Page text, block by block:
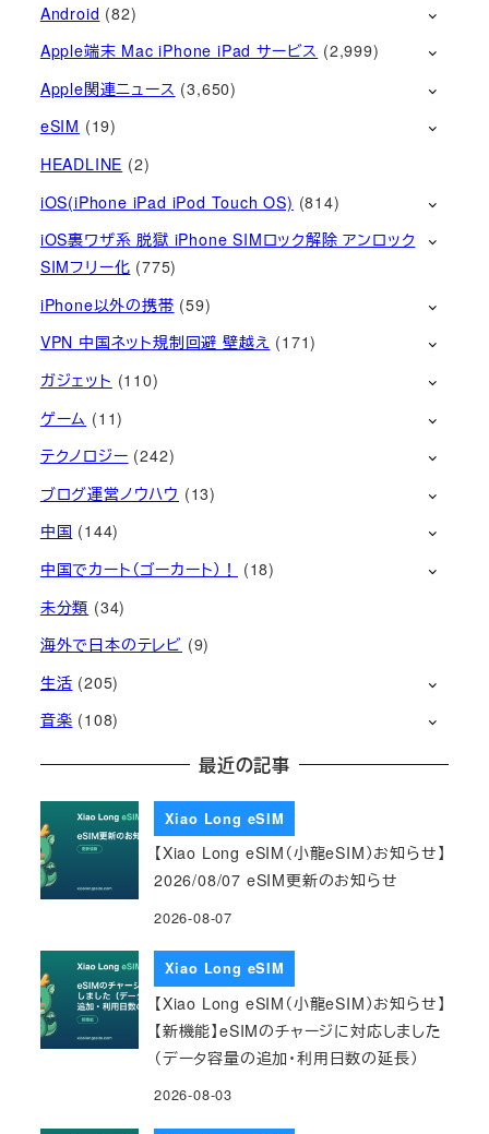
Android (82)
Apple端末 Mac iPhone iPad サービス (2,999)
Apple関連ニュース (3,650)
eSIM (19)
HEADLINE (2)
iOS(iPhone iPad iPod Touch OS) (814)
iOS裏ワザ系 脱獄 iPhone SIMロック解除 アンロック
SIMフリー化 (775)
iPhone以外の携帯 (59)
VPN 中国ネット規制回避 壁越え (171)
ガジェット (110)
ゲーム (11)
テクノロジー (242)
ブログ運営ノウハウ (13)
中国 (144)
中国でカート（ゴーカート）！
(18)
未分類 (34)
海外で日本のテレビ (9)
生活 (205)
音楽 (108)
最近の記事
Xiao Long eSIM
【Xiao Long eSIM（小龍eSIM）お知らせ】
2026/08/07 eSIM更新のお知らせ
2026-08-07
Xiao Long eSIM
【Xiao Long eSIM（小龍eSIM）お知らせ】
【新機能】eSIMのチャージに対応しました
（データ容量の追加・利用日数の延長）
2026-08-03